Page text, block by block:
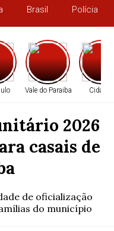
Brasil Polícia
Vale do Paraiba Cidades
2026
casais de
de oficialização
do município